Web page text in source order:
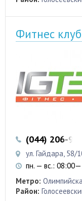
Фитнес
(044) 206-
ул. Гайдара, 58/
пн. — вс.:
Метро:
Район: